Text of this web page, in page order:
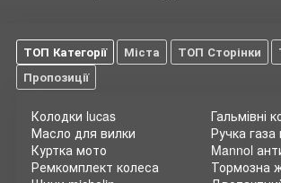
ТОП Категорії Міста ТОП Сторінки
Пропозиції
Колодки lucas
Масло для вилки
Куртка мото
Ремкомплект колеса
Гальмівні
Ручка
Mannol
Тормозна